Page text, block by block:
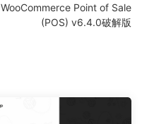
WooCommerce Point of Sale
(POS) v6.4.0破解版